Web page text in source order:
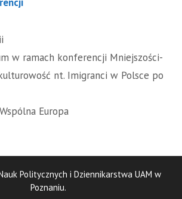
w ramach konferencji Mniejszości-
nt. Imigranci w Polsce po
Europa
Politycznych i Dziennikarstwa UAM w
Poznaniu.